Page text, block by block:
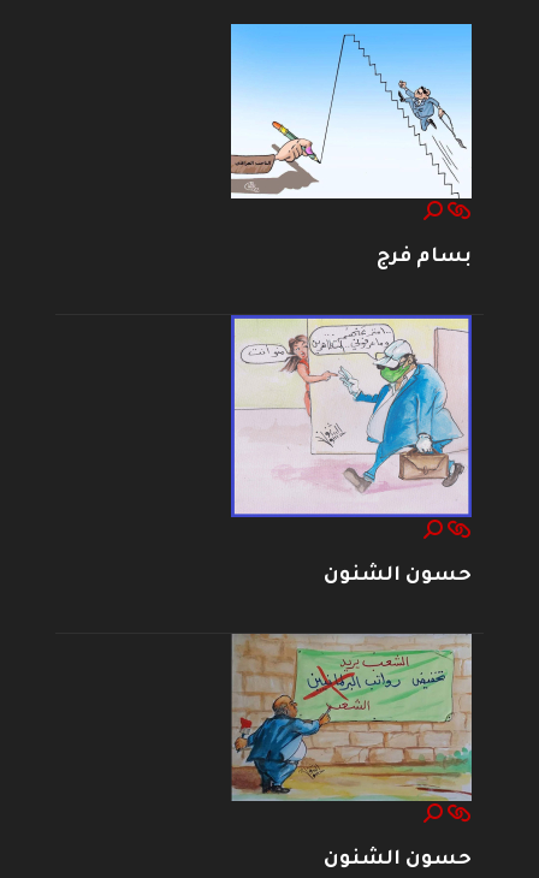
بسام فرج
حسون الشنون
حسون الشنون